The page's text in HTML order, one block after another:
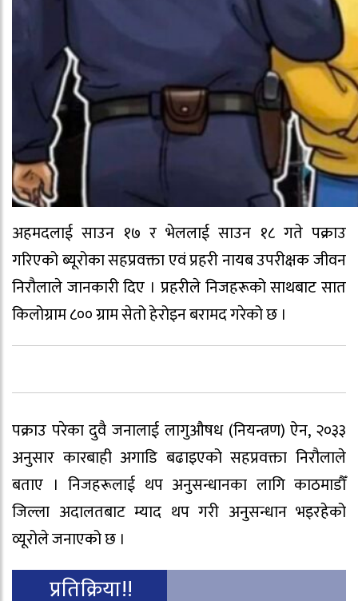
अहमदलाई साउन १७ र भेललाई साउन १८ गते पक्राउ
गरिएको ब्यूरोका सहप्रवक्ता एवं प्रहरी नायब उपरीक्षक जीवन
निरौलाले जानकारी दिए । प्रहरीले निजहरूको साथबाट सात
किलोग्राम ८०० ग्राम सेतो हेरोइन बरामद गरेको छ ।
पक्राउ परेका दुवै जनालाई लागुऔषध (नियन्त्रण) ऐन, २०३३
अनुसार कारबाही अगाडि बढाइएको सहप्रवक्ता निरौलाले
बताए । निजहरूलाई थप अनुसन्धानका लागि काठमाडौँ
जिल्ला अदालतबाट म्याद थप गरी अनुसन्धान भइरहेको
व्यूरोले जनाएको छ ।
प्रतिक्रिया!!